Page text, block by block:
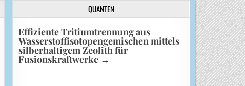
QUANTEN
Effiziente Tritiumtrennung aus
Wasserstoffisotopengemischen mittels
silberhaltigem Zeolith für
Fusionskraftwerke →